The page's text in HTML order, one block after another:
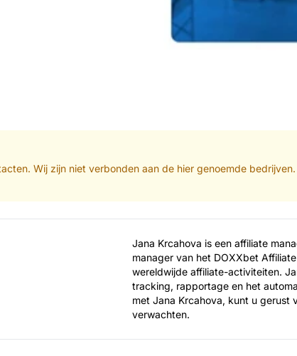
Wij zijn niet verbonden aan de hier genoemde
Jana Krcahova is een affiliate
manager van het DOXXbet
wereldwijde affiliate-activiteiten.
tracking, rapportage en het
met Jana Krcahova, kunt u gerust
verwachten.